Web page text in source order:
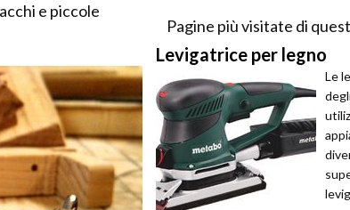
e piccole
Pagine più visitate di
Levigatrice per legno
Le